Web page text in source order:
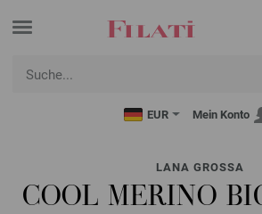
EUR Mein Konto
LANA GROSSA
COOL MERINO